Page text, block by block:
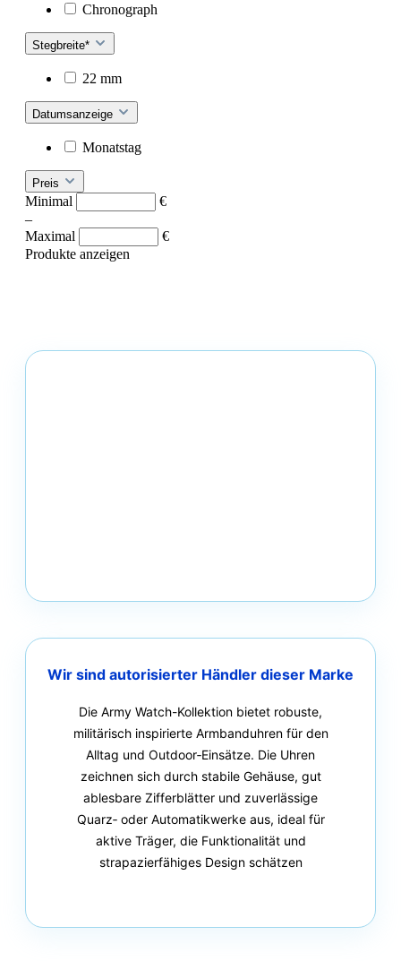
Chronograph
Stegbreite*
22 mm
Datumsanzeige
Monatstag
Preis
Minimal
€
–
Maximal
€
Produkte anzeigen
Wir sind autorisierter Händler dieser Marke
Die Army Watch-Kollektion bietet robuste,
militärisch inspirierte Armbanduhren für den
Alltag und Outdoor‑Einsätze. Die Uhren
zeichnen sich durch stabile Gehäuse, gut
ablesbare Zifferblätter und zuverlässige
Quarz‑ oder Automatikwerke aus, ideal für
aktive Träger, die Funktionalität und
strapazierfähiges Design schätzen